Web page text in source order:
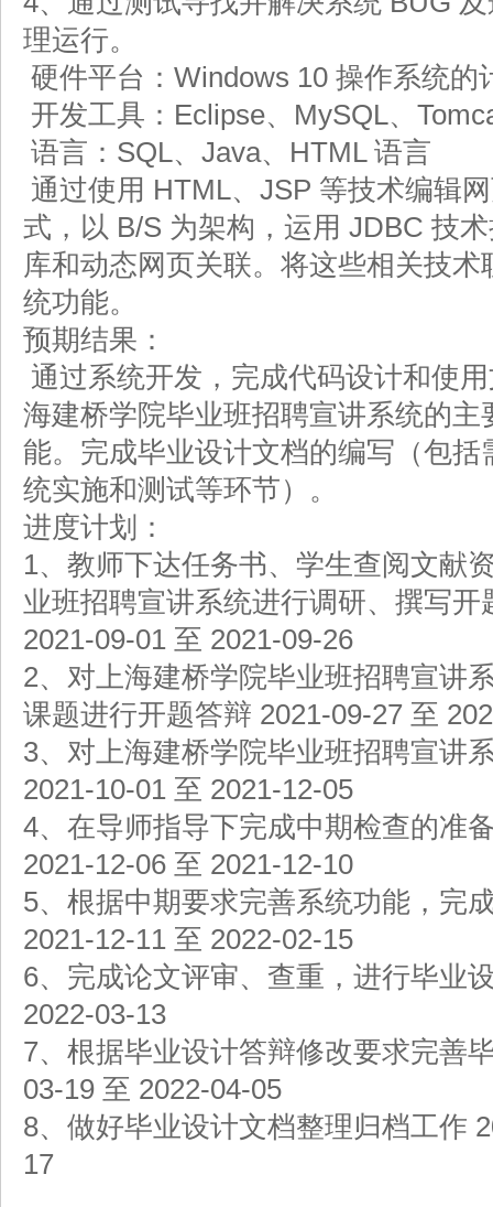
理运行。
硬件平台：Windows 10 操作系统的
开发工具：Eclipse、MySQL、
语言：SQL、Java、HTML 语言
通过使用 HTML、JSP 等技术编辑
式，以 B/S 为架构，运用 JDBC 技
库和动态网页关联。将这些相关技
统功能。
预期结果：
通过系统开发，完成代码设计和使
海建桥学院毕业班招聘宣讲系统的主
能。完成毕业设计文档的编写（包
统实施和测试等环节）。
进度计划：
1、教师下达任务书、学生查阅文献
业班招聘宣讲系统进行调研、撰写开
2021-09-01 至 2021-09-26
2、对上海建桥学院毕业班招聘宣讲
课题进行开题答辩 2021-09-27 至
3、对上海建桥学院毕业班招聘宣讲
2021-10-01 至 2021-12-05
4、在导师指导下完成中期检查的准
2021-12-06 至 2021-12-10
5、根据中期要求完善系统功能，完
2021-12-11 至 2022-02-15
6、完成论文评审、查重，进行毕业
2022-03-13
7、根据毕业设计答辩修改要求完善
03-19 至 2022-04-05
8、做好毕业设计文档整理归档工作
17